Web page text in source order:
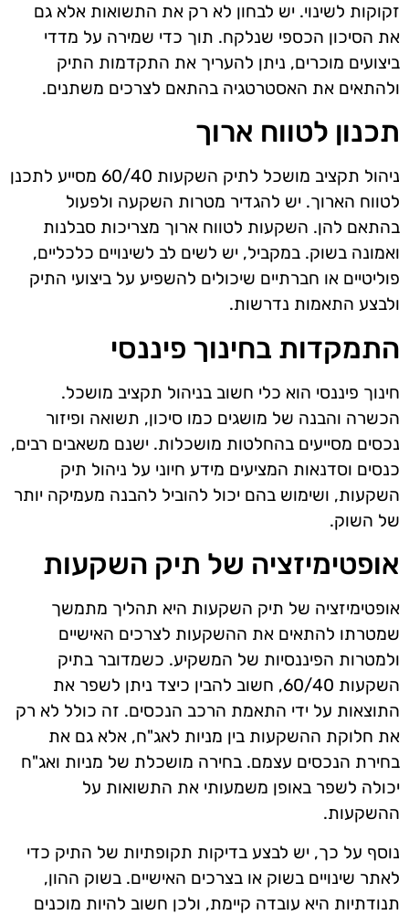
זקוקות לשינוי. יש לבחון לא רק את התשואות אלא גם
את הסיכון הכספי שנלקח. תוך כדי שמירה על מדדי
ביצועים מוכרים, ניתן להעריך את התקדמות התיק
ולהתאים את האסטרטגיה בהתאם לצרכים משתנים.
תכנון לטווח ארוך
ניהול תקציב מושכל לתיק השקעות 60/40 מסייע לתכנן
לטווח הארוך. יש להגדיר מטרות השקעה ולפעול
בהתאם להן. השקעות לטווח ארוך מצריכות סבלנות
ואמונה בשוק. במקביל, יש לשים לב לשינויים כלכליים,
פוליטיים או חברתיים שיכולים להשפיע על ביצועי התיק
ולבצע התאמות נדרשות.
התמקדות בחינוך פיננסי
חינוך פיננסי הוא כלי חשוב בניהול תקציב מושכל.
הכשרה והבנה של מושגים כמו סיכון, תשואה ופיזור
נכסים מסייעים בהחלטות מושכלות. ישנם משאבים רבים,
כנסים וסדנאות המציעים מידע חיוני על ניהול תיק
השקעות, ושימוש בהם יכול להוביל להבנה מעמיקה יותר
של השוק.
אופטימיזציה של תיק השקעות
אופטימיזציה של תיק השקעות היא תהליך מתמשך
שמטרתו להתאים את ההשקעות לצרכים האישיים
ולמטרות הפיננסיות של המשקיע. כשמדובר בתיק
השקעות 60/40, חשוב להבין כיצד ניתן לשפר את
התוצאות על ידי התאמת הרכב הנכסים. זה כולל לא רק
את חלוקת ההשקעות בין מניות לאג"ח, אלא גם את
בחירת הנכסים עצמם. בחירה מושכלת של מניות ואג"ח
יכולה לשפר באופן משמעותי את התשואות על
ההשקעות.
נוסף על כך, יש לבצע בדיקות תקופתיות של התיק כדי
לאתר שינויים בשוק או בצרכים האישיים. בשוק ההון,
תנודתיות היא עובדה קיימת, ולכן חשוב להיות מוכנים